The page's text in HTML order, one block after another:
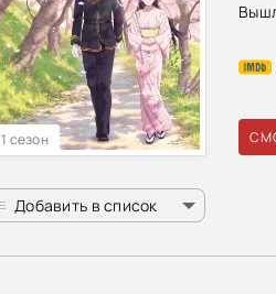
1 сезон
Добавить в список